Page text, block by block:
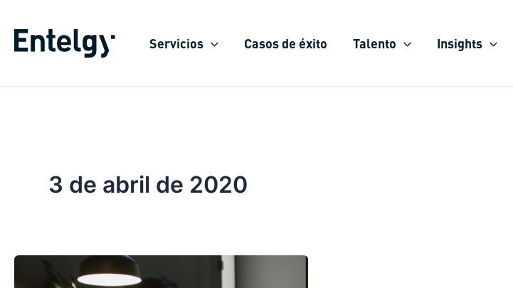
contenido
Servicios Casos de éxito Talento Insights
3 de abril de 2020